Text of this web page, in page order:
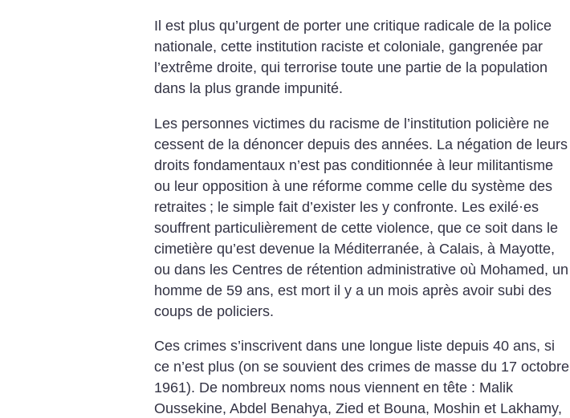
Il est plus qu’urgent de porter une critique radicale de la police
nationale, cette institution raciste et coloniale, gangrenée par
l’extrême droite, qui terrorise toute une partie de la population
dans la plus grande impunité.
Les personnes victimes du racisme de l’institution policière ne
cessent de la dénoncer depuis des années. La négation de leurs
droits fondamentaux n’est pas conditionnée à leur militantisme
ou leur opposition à une réforme comme celle du système des
retraites ; le simple fait d’exister les y confronte. Les exilé·es
souffrent particulièrement de cette violence, que ce soit dans le
cimetière qu’est devenue la Méditerranée, à Calais, à Mayotte,
ou dans les Centres de rétention administrative où Mohamed, un
homme de 59 ans, est mort il y a un mois après avoir subi des
coups de policiers.
Ces crimes s’inscrivent dans une longue liste depuis 40 ans, si
ce n’est plus (on se souvient des crimes de masse du 17 octobre
1961). De nombreux noms nous viennent en tête : Malik
Oussekine, Abdel Benahya, Zied et Bouna, Moshin et Lakhamy,